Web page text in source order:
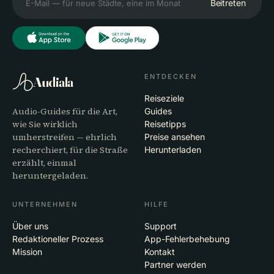
Beitreten
Audiala
Audio-Guides für die Art,
wie Sie wirklich
umherstreifen — ehrlich
recherchiert, für die Straße
erzählt, einmal
heruntergeladen.
ENTDECKEN
Reiseziele
Guides
Reisetipps
Preise ansehen
Herunterladen
UNTERNEHMEN
Über uns
Redaktioneller Prozess
Mission
HILFE
Support
App-Fehlerbehebung
Kontakt
Partner werden